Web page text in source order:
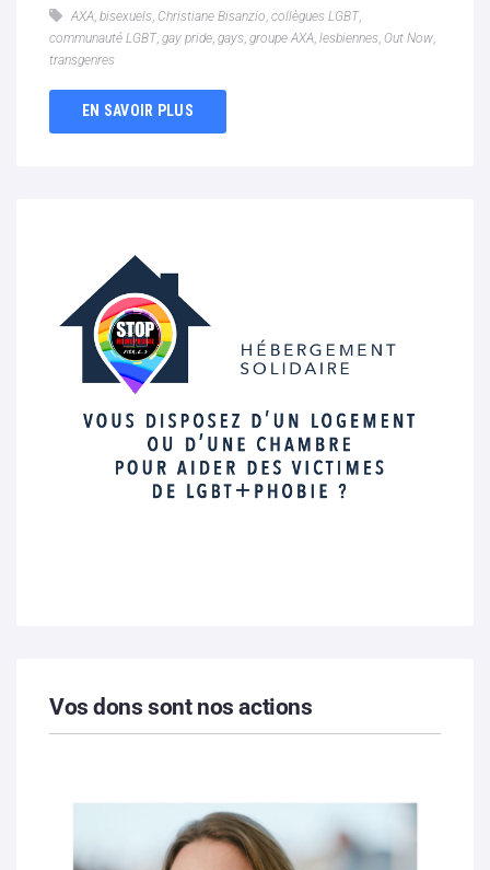
AXA bisexuels Christiane Bisanzio collègues LGBT,
communauté LGBT, gay pride gays groupe AXA lesbiennes Out Now
transgenres
EN SAVOIR PLUS
Vos dons sont nos actions